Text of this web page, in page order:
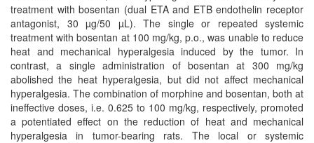
treatment with bosentan (dual ETA and ETB endothelin receptor
antagonist, 30 µg/50 µL). The single or repeated systemic
treatment with bosentan at 100 mg/kg, p.o., was unable to reduce
heat and mechanical hyperalgesia induced by the tumor. In
contrast, a single administration of bosentan at 300 mg/kg
abolished the heat hyperalgesia, but did not affect mechanical
hyperalgesia. The combination of morphine and bosentan, both at
ineffective doses, i.e. 0.625 to 100 mg/kg, respectively, promoted
a potentiated effect on the reduction of heat and mechanical
hyperalgesia in tumor-bearing rats. The local or systemic